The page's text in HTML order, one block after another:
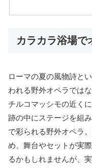
カラカラ浴場で
ローマの夏の風物詩と
われる野外オペラでは
チルコマッシモの近く
跡の中にステージを組
で彩られる野外オペラ
め、舞台やセットが実
るかもしれませんが、